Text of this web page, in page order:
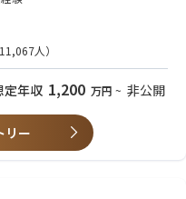
外コミュニケーション能力
人材育成・評価を含む）
創薬等の新規モダリティ研究経
価経験
研究推進経験
人）
定年収 1,200 万円 ~ 非公開
リー